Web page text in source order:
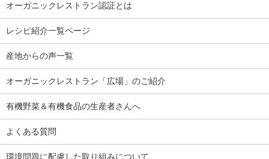
オーガニックレストラン認証とは
レシピ紹介一覧ページ
産地からの声一覧
オーガニックレストラン「広場」のご紹介
有機野菜＆有機食品の生産者さんへ
よくある質問
環境問題に配慮した取り組みについて